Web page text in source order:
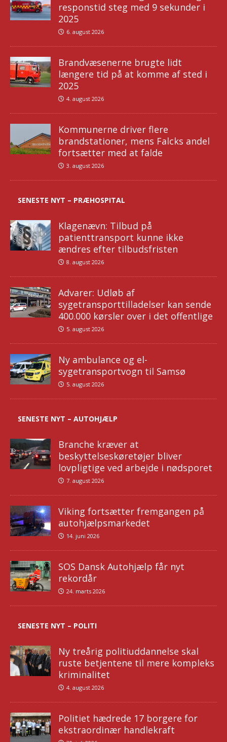
responstid steg med 9 sekunder i
2025
6. august 2026
Brandvæsenerne brugte lidt
længere tid på at komme af sted i
2025
4. august 2026
Kommunerne driver flere
brandstationer, mens Falcks andel
fortsætter med at falde
3. august 2026
SENESTE NYT – PRÆHOSPITAL
Klagenævn: Tilbud på
patienttransport kunne ikke
ændres efter tilbudsfristen
8. august 2026
Advarer: Udløb af
sygetransporttilladelser kan sende
400.000 kørsler over i det offentlige
5. august 2026
Ny ambulance og el-
sygetransportvogn til Samsø
5. august 2026
SENESTE NYT – AUTOHJÆLP
Branche kræver at
beskyttelseskøretøjer bliver
lovpligtige ved arbejde i nødsporet
7. august 2026
Viking fortsætter fremgangen på
autohjælpsmarkedet
14. juni 2026
SOS Dansk Autohjælp får nyt
rekordår
24. marts 2026
SENESTE NYT – POLITI
Ny treårig politiuddannelse skal
ruste betjentene til mere kompleks
kriminalitet
4. august 2026
Politiet hædrede 17 borgere for
ekstraordinær handlekraft